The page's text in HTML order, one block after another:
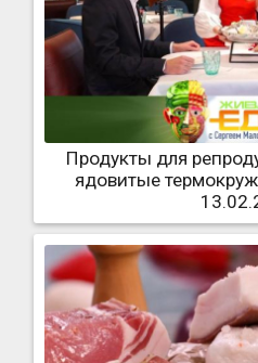
Продукты для
ядовитые